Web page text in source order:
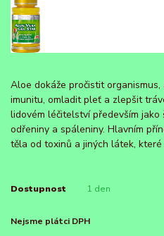
Aloe dokáže pročistit
imunitu, omladit pleť a zlepšit
lidovém léčitelství především
odřeniny a spáleniny. Hlavním
těla od toxinů a jiných látek, které
Dostupnost 1 den
Nejsme plátci DPH